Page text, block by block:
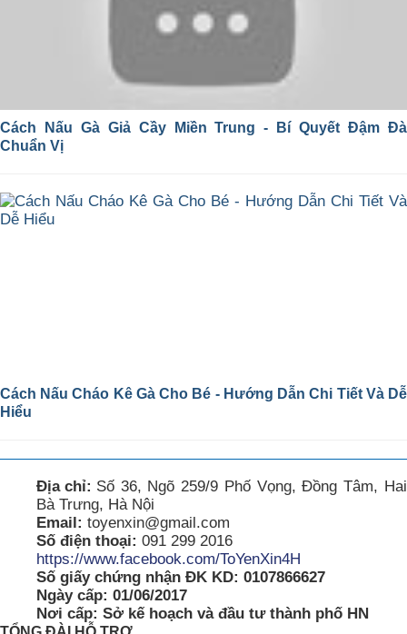
Cách Nấu Gà Giả Cầy Miền Trung - Bí Quyết Đậm Đà
Chuẩn Vị
Cách Nấu Cháo Kê Gà Cho Bé - Hướng Dẫn Chi Tiết Và Dễ
Hiểu
Địa chỉ: Số 36, Ngõ 259/9 Phố Vọng, Đồng Tâm, Hai
Bà Trưng, Hà Nội
Email: toyenxin@gmail.com
Số điện thoại: 091 299 2016
https://www.facebook.com/ToYenXin4H
Số giấy chứng nhận ĐK KD: 0107866627
Ngày cấp: 01/06/2017
Nơi cấp: Sở kế hoạch và đầu tư thành phố HN